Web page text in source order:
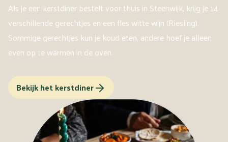
Als je een kerstdiner bestelt voor thuis in Steenwijk, krijg je 14
verschillende gerechtjes en een fles witte wijn (Riesling).
Sommige gerechtjes kun je koud eten, andere hoef je alleen
even op te warmen in de oven.
Bekijk het kerstdiner